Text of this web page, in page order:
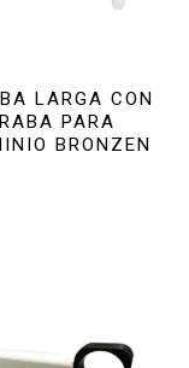
LARGA CON
PARA
BRONZEN